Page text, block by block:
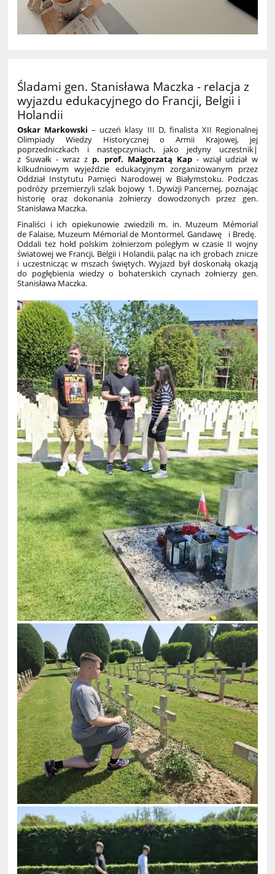
Śladami gen. Stanisława Maczka - relacja z
wyjazdu edukacyjnego do Francji, Belgii i
Holandii
Oskar Markowski– uczeń klasy III D, finalista XII Regionalnej
Olimpiady Wiedzy Historycznej o Armii Krajowej, jej
poprzedniczkach i następczyniach, jako jedyny uczestnik|
z Suwałk - wraz z p. prof. Małgorzatą Kap- wziął udział w
kilkudniowym wyjeździe edukacyjnym zorganizowanym przez
Oddział Instytutu Pamięci Narodowej w Białymstoku. Podczas
podróży przemierzyli szlak bojowy 1. Dywizji Pancernej, poznając
historię oraz dokonania żołnierzy dowodzonych przez gen.
Stanisława Maczka.
Finaliści i ich opiekunowie zwiedzili m. in. Muzeum Mémorial
de Falaise, Muzeum Mémorial de Montormel, Gandawę i Bredę.
Oddali też hołd polskim żołnierzom poległym w czasie II wojny
światowej we Francji, Belgii i Holandii, paląc na ich grobach znicze
i uczestnicząc w mszach świętych. Wyjazd był doskonałą okazją
do pogłębienia wiedzy o bohaterskich czynach żołnierzy gen.
Stanisława Maczka.